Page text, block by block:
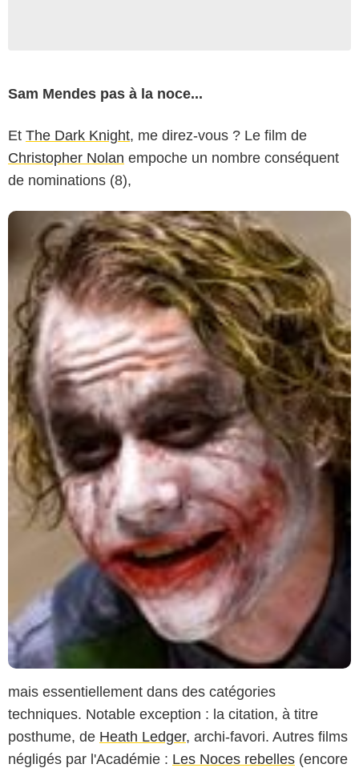
Sam Mendes pas à la noce...
Et The Dark Knight, me direz-vous ? Le film de
Christopher Nolan empoche un nombre conséquent
de nominations (8),
mais essentiellement dans des catégories
techniques. Notable exception : la citation, à titre
posthume, de Heath Ledger, archi-favori. Autres films
négligés par l'Académie : Les Noces rebelles (encore